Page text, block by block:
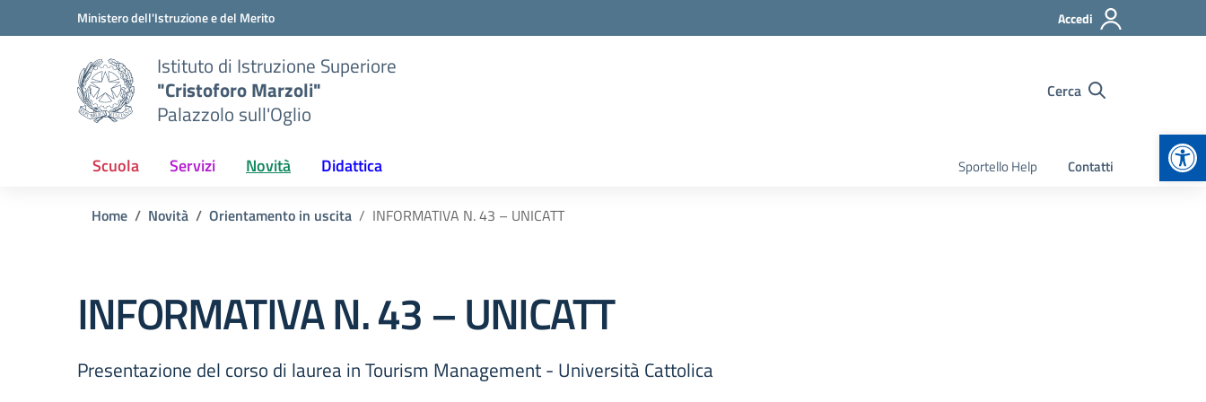
Vai ai contenuti
Vai al menu di navigazioneMinistero dell'Istruzione e del Merito Accedi
Istituto di Istruzione Superiore
"Cristoforo Marzoli"
Palazzolo sull'Oglio
Cerca
Scuola Servizi Novità Didattica Sportello Help Contatti
Home Novità Orientamento in uscita INFORMATIVA N. 43 – UNICATT
INFORMATIVA N. 43 – UNICATT
Presentazione del corso di laurea in Tourism Management - Università Cattolica